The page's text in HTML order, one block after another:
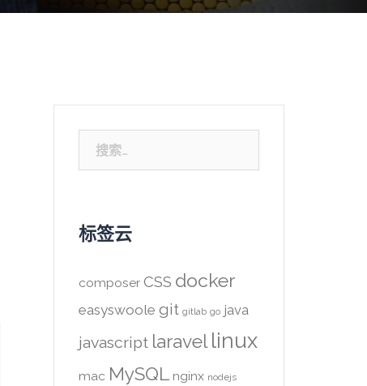
索：
标签云
composer CSS docker
easyswoole git gitlab go java
javascript laravel linux
mac MySQL nginx nodejs